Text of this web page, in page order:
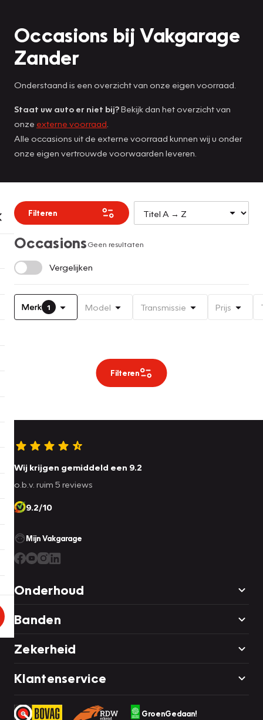
Occasions bij Vakgarage
Zander
Onderstaand is een overzicht van onze eigen voorraad.
Staat uw auto er niet bij?Bekijk dan het overzicht van
onze externe voorraad
Alle occasions uit de externe voorraad kunnen wij u onder
onze eigen vertrouwde voorwaarden leveren.
Filteren
OccasionsGeen resultaten
Vergelijken
Merk 1 Model Transmissie Prijs
Filteren
Wij krijgen gemiddeld een 9.2
o.b.v. ruim 5 reviews
9.2/10
Mijn Vakgarage
Onderhoud
Banden
Zekerheid
Klantenservice
GroenGedaan!